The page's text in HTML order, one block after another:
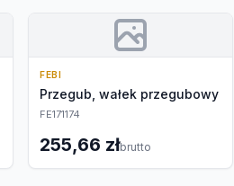
FEBI
Przegub, wałek przegubowy
FE171174
255,66 złbrutto